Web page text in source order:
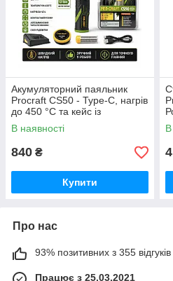
Акумуляторний паяльник
Procraft CS50 - Туре-C, нагрів
до 450 °С та кейс із
приладдям Німеччина
В наявності
840 ₴
Купити
В
Про нас
93% позитивних з 355 відгуків
Працює з 25.03.2021